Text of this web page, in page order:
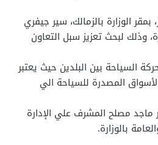
بمقر الوزارة بالزمالك، سير جيفري
وذلك لبحث تعزيز سبل التعاون
السياحة بين البلدين حيث يعتبر
المصدرة للسياحة الي
ماجد مصلح المشرف علي الإدارة
بالوزارة.